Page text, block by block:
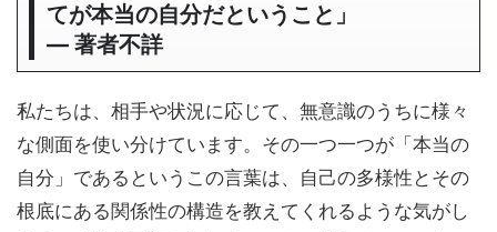
てが本当の自分だということ」
― 著者不詳
私たちは、相手や状況に応じて、無意識のうちに様々
な側面を使い分けています。その一つ一つが「本当の
自分」であるというこの言葉は、自己の多様性とその
根底にある関係性の構造を教えてくれるような気がし